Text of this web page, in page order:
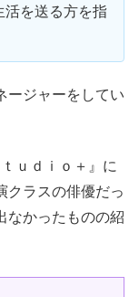
活を送る方を指
ージャーをしてい
ｕｄｉｏ＋』に
クラスの俳優だっ
なかったものの紹